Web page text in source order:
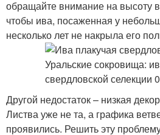
обращайте внимание на высоту
чтобы ива, посаженная у
несколько лет не накрыла его
Другой недостаток – низкая
Листва уже не та, а графика
проявились. Решить эту